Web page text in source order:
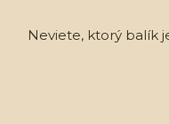
Neviete, ktorý balík